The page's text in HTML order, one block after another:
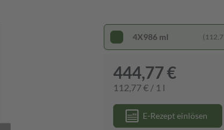
4X986 ml
444,77 €
112,77 € / 1 l
E-Rezept einlösen